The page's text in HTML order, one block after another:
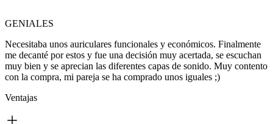
GENIALES
Necesitaba unos auriculares funcionales y económicos. Finalmente
me decanté por estos y fue una decisión muy acertada, se escuchan
muy bien y se aprecian las diferentes capas de sonido. Muy contento
con la compra, mi pareja se ha comprado unos iguales ;)
Ventajas